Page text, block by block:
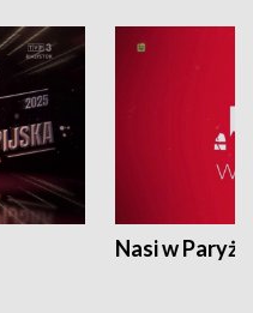
Nasi w Paryżu